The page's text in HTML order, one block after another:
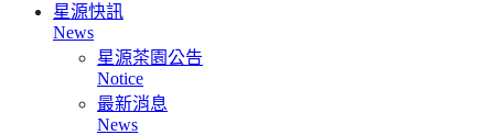
星源快訊
News
星源茶園公告
Notice
最新消息
News